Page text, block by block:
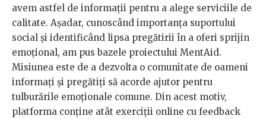
avem astfel de informații pentru a alege serviciile de
calitate. Așadar, cunoscând importanța suportului
social și identificând lipsa pregătirii în a oferi sprijin
emoțional, am pus bazele proiectului MentAid.
Misiunea este de a dezvolta o comunitate de oameni
informați și pregătiți să acorde ajutor pentru
tulburările emoționale comune. Din acest motiv,
platforma conține atât exerciții online cu feedback